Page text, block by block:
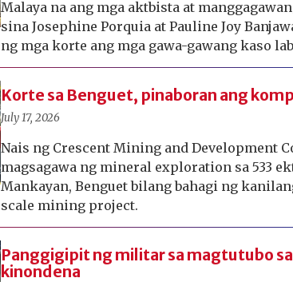
Malaya na ang mga aktbista at
sina Josephine Porquia at Pauline Joy
ng mga korte ang mga gawa-gawang kaso
Korte sa Benguet, pinaboran ang
July 17, 2026
Nais ng Crescent Mining and Development
magsagawa ng mineral exploration sa 533
Mankayan, Benguet bilang bahagi ng
scale mining project.
Panggigipit ng militar sa magtutubo
kinondena